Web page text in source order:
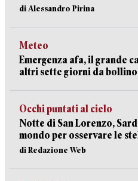
di Alessandro Pirina
Meteo
Emergenza afa, il grande
altri sette giorni da
Occhi puntati al cielo
Notte di San Lorenzo,
mondo per osservare le
di Redazione Web